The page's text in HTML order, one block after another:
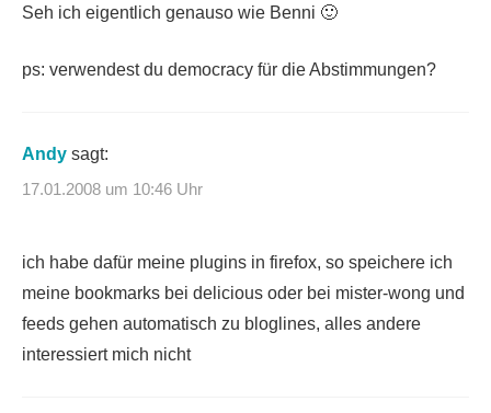
Seh ich eigentlich genauso wie Benni 🙂
ps: verwendest du democracy für die Abstimmungen?
Andy sagt:
17.01.2008 um 10:46 Uhr
ich habe dafür meine plugins in firefox, so speichere ich
meine bookmarks bei delicious oder bei mister-wong und
feeds gehen automatisch zu bloglines, alles andere
interessiert mich nicht